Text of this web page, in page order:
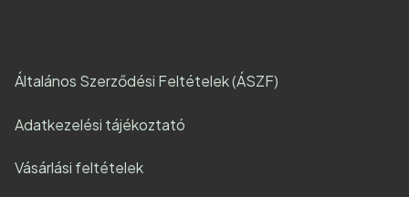
Általános Szerződési Feltételek (ÁSZF)
Adatkezelési tájékoztató
Vásárlási feltételek